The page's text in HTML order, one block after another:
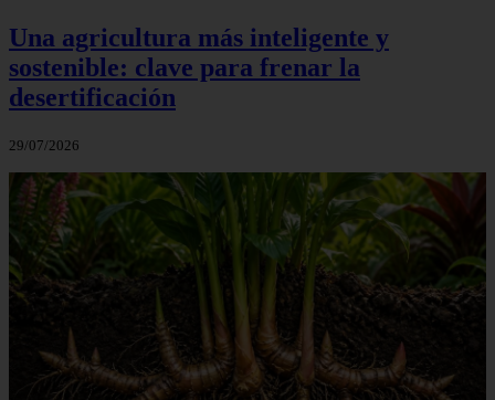
Una agricultura más inteligente y
sostenible: clave para frenar la
desertificación
29/07/2026